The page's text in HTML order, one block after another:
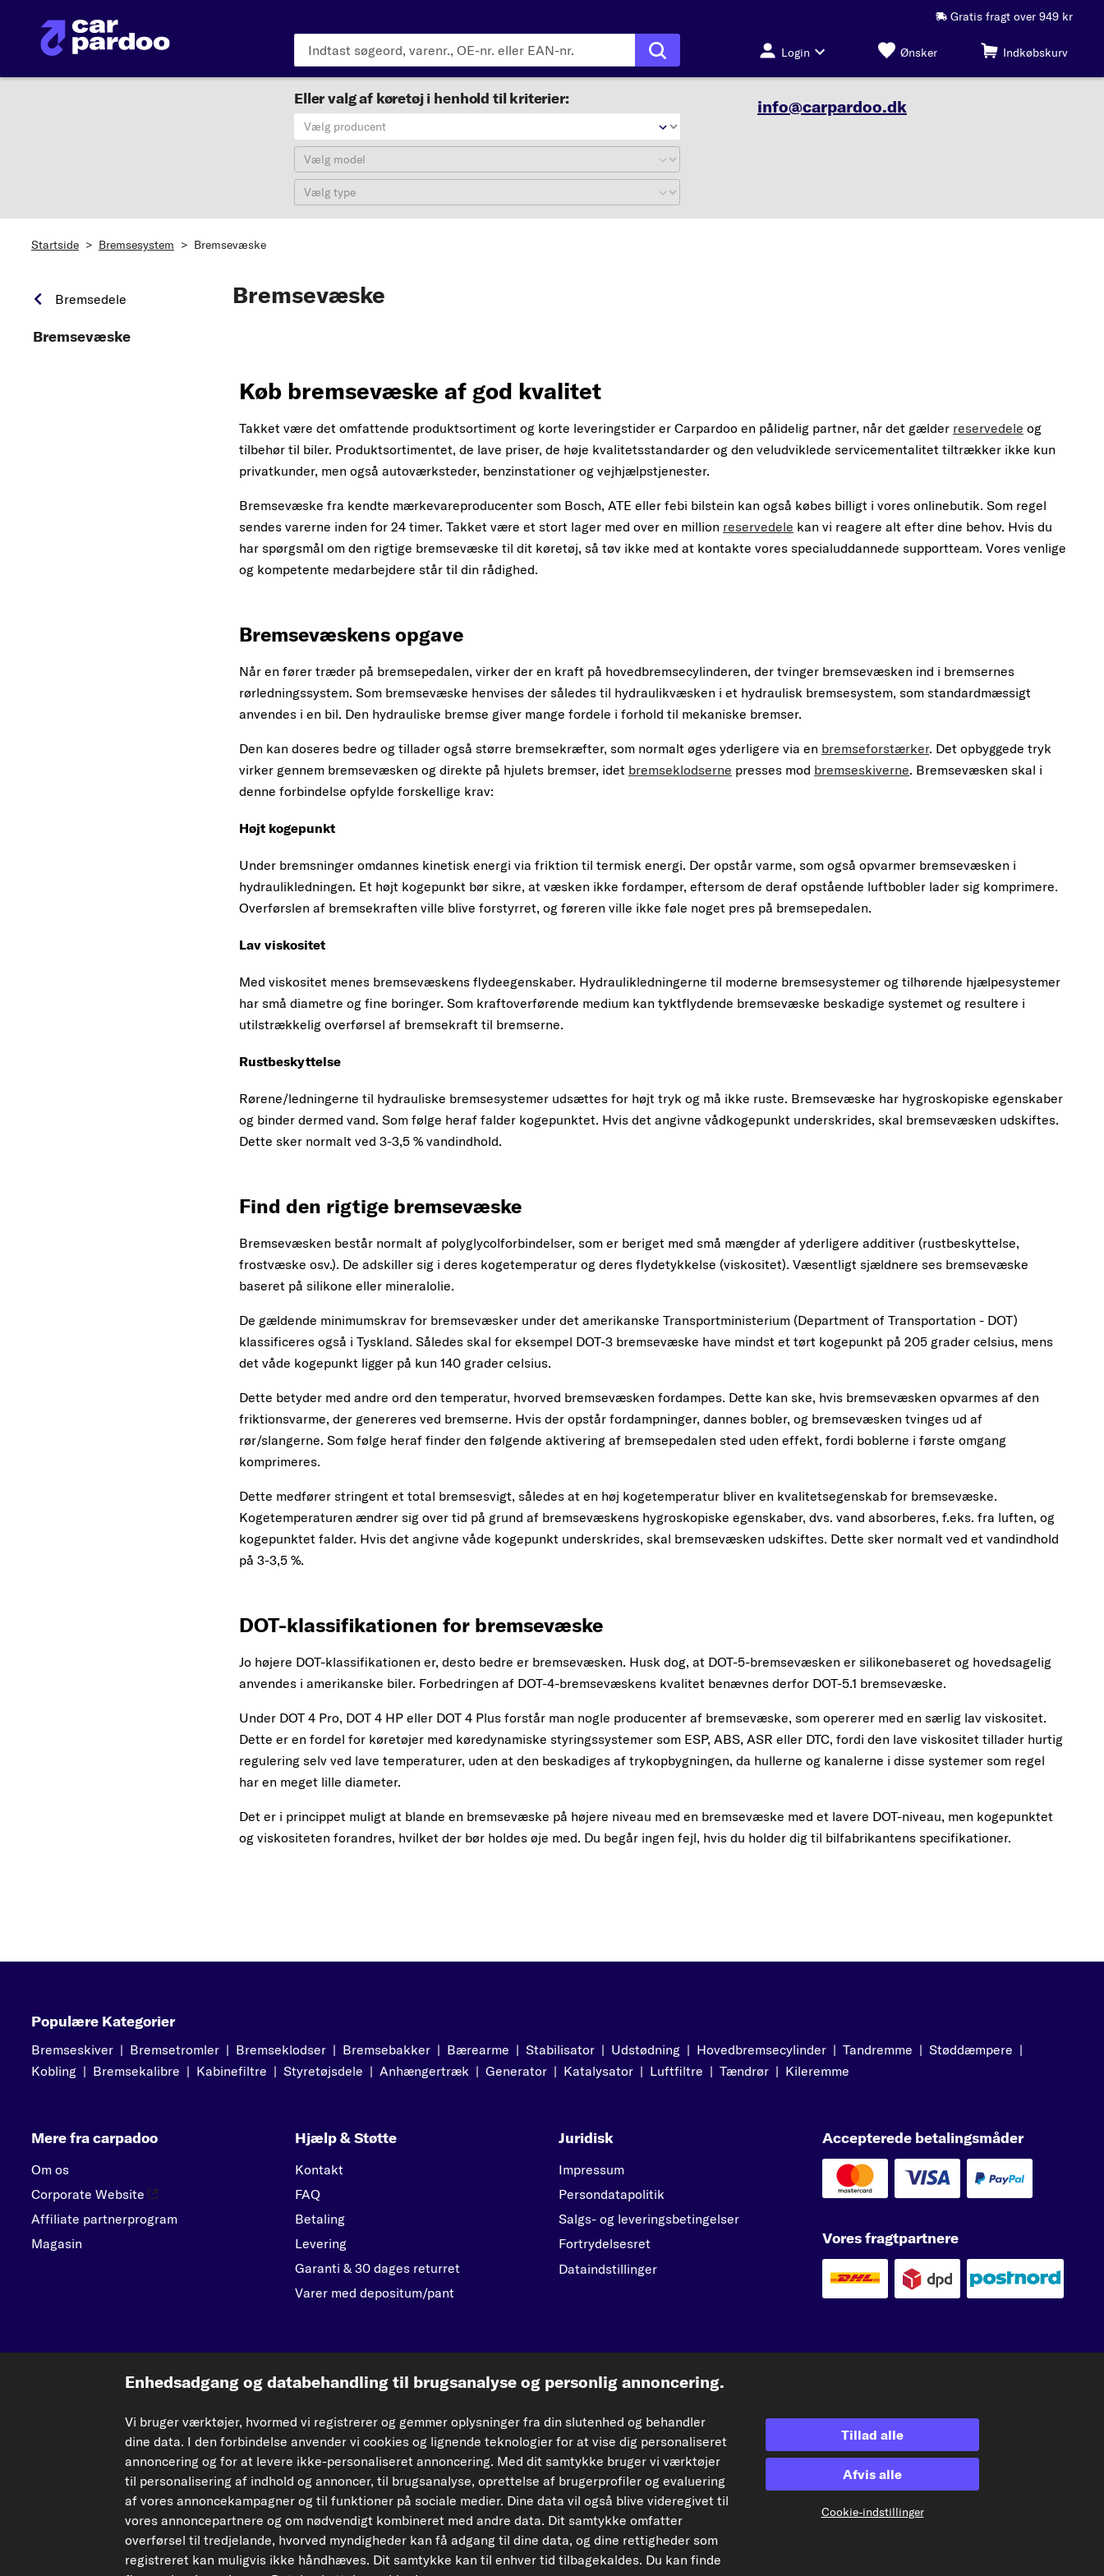
Gratis fragt over 949 kr
Login Ønsker Indkøbskurv
Eller valg af køretøj i henhold til kriterier:
Vælg producent
Vælg model
Vælg type
info@carpardoo.dk
Startside > Bremsesystem > Bremsevæske
Bremsedele
Bremsevæske
Bremsevæske
Køb bremsevæske af god kvalitet
Takket være det omfattende produktsortiment og korte leveringstider er Carpardoo en pålidelig partner, når det gælder reservedele og
tilbehør til biler. Produktsortimentet, de lave priser, de høje kvalitetsstandarder og den veludviklede servicementalitet tiltrækker ikke kun
privatkunder, men også autoværksteder, benzinstationer og vejhjælpstjenester.
Bremsevæske fra kendte mærkevareproducenter som Bosch, ATE eller febi bilstein kan også købes billigt i vores onlinebutik. Som regel
sendes varerne inden for 24 timer. Takket være et stort lager med over en million reservedele kan vi reagere alt efter dine behov. Hvis du
har spørgsmål om den rigtige bremsevæske til dit køretøj, så tøv ikke med at kontakte vores specialuddannede supportteam. Vores venlige
og kompetente medarbejdere står til din rådighed.
Bremsevæskens opgave
Når en fører træder på bremsepedalen, virker der en kraft på hovedbremsecylinderen, der tvinger bremsevæsken ind i bremsernes
rørledningssystem. Som bremsevæske henvises der således til hydraulikvæsken i et hydraulisk bremsesystem, som standardmæssigt
anvendes i en bil. Den hydrauliske bremse giver mange fordele i forhold til mekaniske bremser.
Den kan doseres bedre og tillader også større bremsekræfter, som normalt øges yderligere via en bremseforstærker. Det opbyggede tryk
virker gennem bremsevæsken og direkte på hjulets bremser, idet bremseklodserne presses mod bremseskiverne. Bremsevæsken skal i
denne forbindelse opfylde forskellige krav:
Højt kogepunkt
Under bremsninger omdannes kinetisk energi via friktion til termisk energi. Der opstår varme, som også opvarmer bremsevæsken i
hydraulikledningen. Et højt kogepunkt bør sikre, at væsken ikke fordamper, eftersom de deraf opstående luftbobler lader sig komprimere.
Overførslen af bremsekraften ville blive forstyrret, og føreren ville ikke føle noget pres på bremsepedalen.
Lav viskositet
Med viskositet menes bremsevæskens flydeegenskaber. Hydraulikledningerne til moderne bremsesystemer og tilhørende hjælpesystemer
har små diametre og fine boringer. Som kraftoverførende medium kan tyktflydende bremsevæske beskadige systemet og resultere i
utilstrækkelig overførsel af bremsekraft til bremserne.
Rustbeskyttelse
Rørene/ledningerne til hydrauliske bremsesystemer udsættes for højt tryk og må ikke ruste. Bremsevæske har hygroskopiske egenskaber
og binder dermed vand. Som følge heraf falder kogepunktet. Hvis det angivne vådkogepunkt underskrides, skal bremsevæsken udskiftes.
Dette sker normalt ved 3-3,5 % vandindhold.
Find den rigtige bremsevæske
Bremsevæsken består normalt af polyglycolforbindelser, som er beriget med små mængder af yderligere additiver (rustbeskyttelse,
frostvæske osv.). De adskiller sig i deres kogetemperatur og deres flydetykkelse (viskositet). Væsentligt sjældnere ses bremsevæske
baseret på silikone eller mineralolie.
De gældende minimumskrav for bremsevæsker under det amerikanske Transportministerium (Department of Transportation - DOT)
klassificeres også i Tyskland. Således skal for eksempel DOT-3 bremsevæske have mindst et tørt kogepunkt på 205 grader celsius, mens
det våde kogepunkt ligger på kun 140 grader celsius.
Dette betyder med andre ord den temperatur, hvorved bremsevæsken fordampes. Dette kan ske, hvis bremsevæsken opvarmes af den
friktionsvarme, der genereres ved bremserne. Hvis der opstår fordampninger, dannes bobler, og bremsevæsken tvinges ud af
rør/slangerne. Som følge heraf finder den følgende aktivering af bremsepedalen sted uden effekt, fordi boblerne i første omgang
komprimeres.
Dette medfører stringent et total bremsesvigt, således at en høj kogetemperatur bliver en kvalitetsegenskab for bremsevæske.
Kogetemperaturen ændrer sig over tid på grund af bremsevæskens hygroskopiske egenskaber, dvs. vand absorberes, f.eks. fra luften, og
kogepunktet falder. Hvis det angivne våde kogepunkt underskrides, skal bremsevæsken udskiftes. Dette sker normalt ved et vandindhold
på 3-3,5 %.
DOT-klassifikationen for bremsevæske
Jo højere DOT-klassifikationen er, desto bedre er bremsevæsken. Husk dog, at DOT-5-bremsevæsken er silikonebaseret og hovedsagelig
anvendes i amerikanske biler. Forbedringen af DOT-4-bremsevæskens kvalitet benævnes derfor DOT-5.1 bremsevæske.
Under DOT 4 Pro, DOT 4 HP eller DOT 4 Plus forstår man nogle producenter af bremsevæske, som opererer med en særlig lav viskositet.
Dette er en fordel for køretøjer med køredynamiske styringssystemer som ESP, ABS, ASR eller DTC, fordi den lave viskositet tillader hurtig
regulering selv ved lave temperaturer, uden at den beskadiges af trykopbygningen, da hullerne og kanalerne i disse systemer som regel
har en meget lille diameter.
Det er i princippet muligt at blande en bremsevæske på højere niveau med en bremsevæske med et lavere DOT-niveau, men kogepunktet
og viskositeten forandres, hvilket der bør holdes øje med. Du begår ingen fejl, hvis du holder dig til bilfabrikantens specifikationer.
Populære Kategorier
Bremseskiver | Bremsetromler | Bremseklodser | Bremsebakker | Bærearme | Stabilisator | Udstødning | Hovedbremsecylinder | Tandremme | Støddæmpere |
Kobling | Bremsekalibre | Kabinefiltre | Styretøjsdele | Anhængertræk | Generator | Katalysator | Luftfiltre | Tændrør | Kileremme
Mere fra carpadoo
Om os
Corporate Website
Affiliate partnerprogram
Magasin
Hjælp & Støtte
Kontakt
FAQ
Betaling
Levering
Garanti & 30 dages returret
Varer med depositum/pant
Juridisk
Impressum
Persondatapolitik
Salgs- og leveringsbetingelser
Fortrydelsesret
Dataindstillinger
Accepterede betalingsmåder
Vores fragtpartnere
De data, der præsenteres her, især hele databasen, må ikke gengives. Gengivelse og distribution af data og database uden forudgående samtykke fra TecAlliance og/eller involvering af tredjeparter i sådanne aktiviteter er strengt forbudt.
Enhver uautoriseret brug af indhold udgør en krænkelse af ophavsretten og kan resultere i retssager.
Tilbagekaldelse af aftalen
© 2026 carpardoo – Alle rettigheder forbeholdes.
¹"Gratis forsendelse" eller "uden forsendelsesomkostninger" svarer til, at ​​det tyske forsendelsesgebyr på 6,90 € bortfalder.
Enhedsadgang og databehandling til brugsanalyse og personlig annoncering.
Vi bruger værktøjer, hvormed vi registrerer og gemmer oplysninger fra din slutenhed og behandler
dine data. I den forbindelse anvender vi cookies og lignende teknologier for at vise dig personaliseret
annoncering og for at levere ikke-personaliseret annoncering. Med dit samtykke bruger vi værktøjer
til personalisering af indhold og annoncer, til brugsanalyse, oprettelse af brugerprofiler og evaluering
af vores annoncekampagner og til funktioner på sociale medier. Dine data vil også blive videregivet til
vores annoncepartnere og om nødvendigt kombineret med andre data. Dit samtykke omfatter
overførsel til tredjelande, hvorved myndigheder kan få adgang til dine data, og dine rettigheder som
registreret kan muligvis ikke håndhæves. Dit samtykke kan til enhver tid tilbagekaldes. Du kan finde
Tillad alle
Afvis alle
Cookie-indstillinger